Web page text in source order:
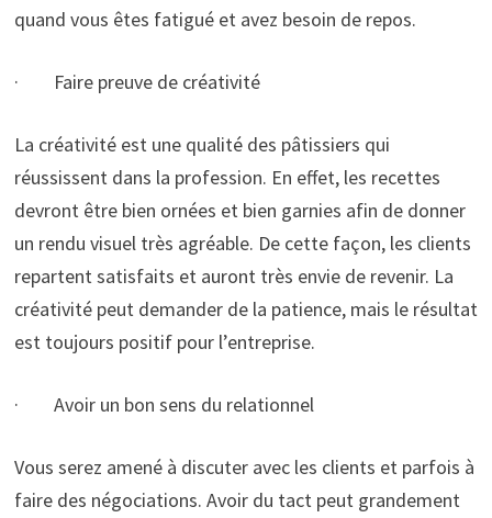
quand vous êtes fatigué et avez besoin de repos.
· Faire preuve de créativité
La créativité est une qualité des pâtissiers qui
réussissent dans la profession. En effet, les recettes
devront être bien ornées et bien garnies afin de donner
un rendu visuel très agréable. De cette façon, les clients
repartent satisfaits et auront très envie de revenir. La
créativité peut demander de la patience, mais le résultat
est toujours positif pour l’entreprise.
· Avoir un bon sens du relationnel
Vous serez amené à discuter avec les clients et parfois à
faire des négociations. Avoir du tact peut grandement